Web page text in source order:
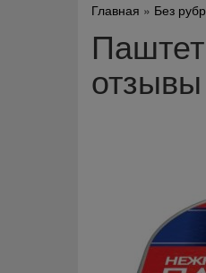
Главная » Без
отзывы